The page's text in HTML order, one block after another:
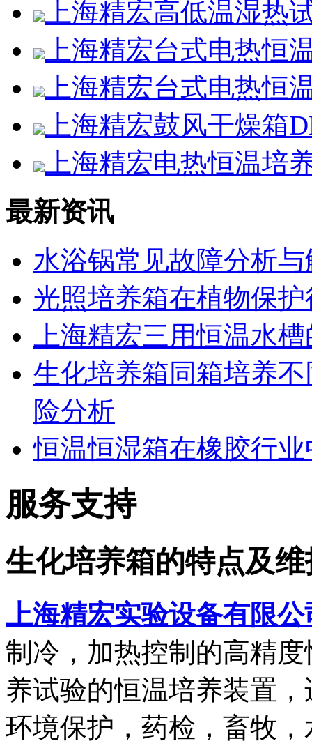
上海精宏高低温湿热
上海精宏台式电热恒
上海精宏台式电热恒
上海精宏鼓风干燥箱
上海精宏电热恒温培
最新资讯
水浴锅常见故障分析
光照培养箱在植物保
上海精宏三用恒温水
生化培养箱同箱培养
险分析
恒温恒湿箱在橡胶行
服务支持
生化培养箱的特点及
上海精宏实验设备有限公
制冷，加热控制的高精
养试验的恒温培养装置
环境保护，药检，畜牧